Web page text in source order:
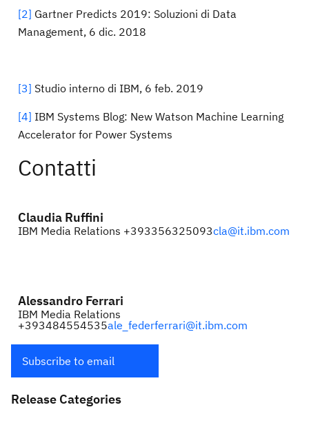
[2] Gartner Predicts 2019: Soluzioni di Data
Management, 6 dic. 2018
[3] Studio interno di IBM, 6 feb. 2019
[4] IBM Systems Blog: New Watson Machine Learning
Accelerator for Power Systems
Contatti
Claudia Ruffini
IBM Media Relations +393356325093cla@it.ibm.com
Alessandro Ferrari
IBM Media Relations
+393484554535ale_federferrari@it.ibm.com
Subscribe to email
Release Categories